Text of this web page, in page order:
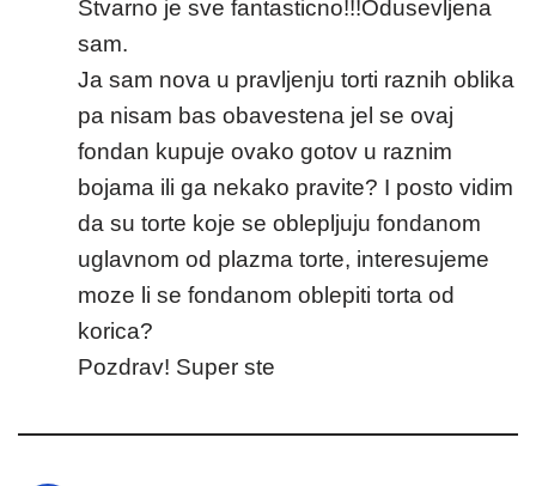
Stvarno je sve fantasticno!!!Odusevljena
sam.
Ja sam nova u pravljenju torti raznih oblika
pa nisam bas obavestena jel se ovaj
fondan kupuje ovako gotov u raznim
bojama ili ga nekako pravite? I posto vidim
da su torte koje se oblepljuju fondanom
uglavnom od plazma torte, interesujeme
moze li se fondanom oblepiti torta od
korica?
Pozdrav! Super ste